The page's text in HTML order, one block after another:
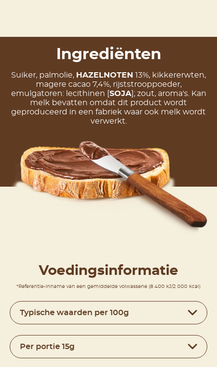
Ingrediënten
Suiker, palmolie, HAZELNOTEN 13%, kikkererwten,
magere cacao 7,4%, rijststrooppoeder,
emulgatoren: lecithinen [ SOJA]; zout, aroma's.
Kan
melk bevatten omdat dit product wordt
geproduceerd in een fabriek waar ook melk wordt
verwerkt.
Voedingsinformatie
*Referentie-inname van een gemiddelde volwassene (8 400 kJ/2 000 kcal)
Typische waarden per 100g
Per portie 15g